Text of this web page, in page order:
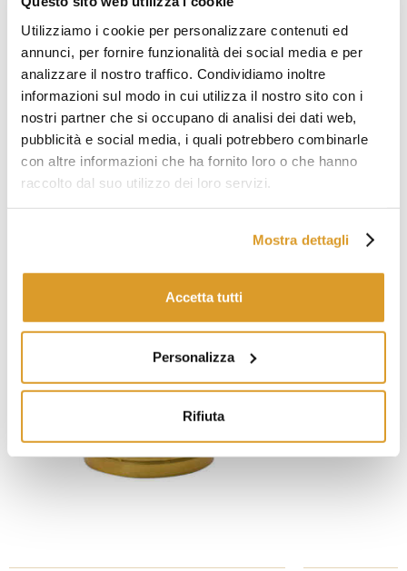
Utilizziamo i cookie per personalizzare contenuti ed
annunci, per fornire funzionalità dei social media e per
analizzare il nostro traffico. Condividiamo inoltre
informazioni sul modo in cui utilizza il nostro sito con i
nostri partner che si occupano di analisi dei dati web,
pubblicità e social media, i quali potrebbero combinarle
con altre informazioni che ha fornito loro o che hanno
raccolto dal suo utilizzo dei loro servizi.
Mostra dettagli
Accetta tutti
Personalizza
Rifiuta
Tappo a vite dorato ⌀35
Tappo a vite con salvagoccia dorato ⌀31,5
Tappo a vite con salvagoccia verde ⌀31,5
Tappo a vite dorato ⌀31,5
Tappo a vite con salvagoccia verde ⌀35
Non adatta a tappi PILFER
PRODOTTI CORRELATI